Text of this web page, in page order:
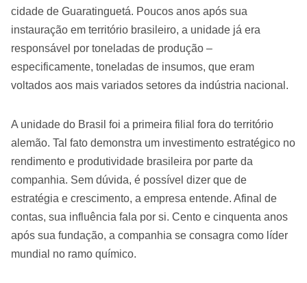
cidade de Guaratinguetá. Poucos anos após sua
instauração em território brasileiro, a unidade já era
responsável por toneladas de produção –
especificamente, toneladas de insumos, que eram
voltados aos mais variados setores da indústria nacional.
A unidade do Brasil foi a primeira filial fora do território
alemão. Tal fato demonstra um investimento estratégico no
rendimento e produtividade brasileira por parte da
companhia. Sem dúvida, é possível dizer que de
estratégia e crescimento, a empresa entende. Afinal de
contas, sua influência fala por si. Cento e cinquenta anos
após sua fundação, a companhia se consagra como líder
mundial no ramo químico.